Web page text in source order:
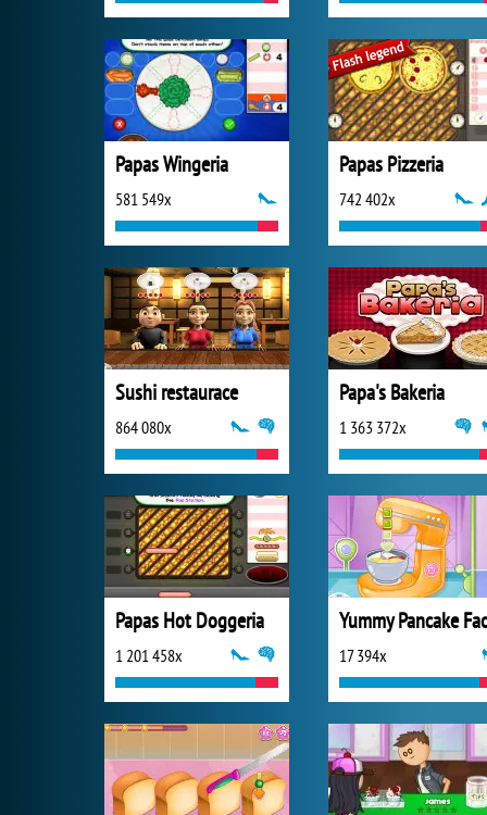
Papas Wingeria
581 549x
Papas Pizzeria
742 402x
Sushi restaurace
864 080x
Papa's Bakeria
1 363 372x
Papas Hot Doggeria
1 201 458x 17 394x